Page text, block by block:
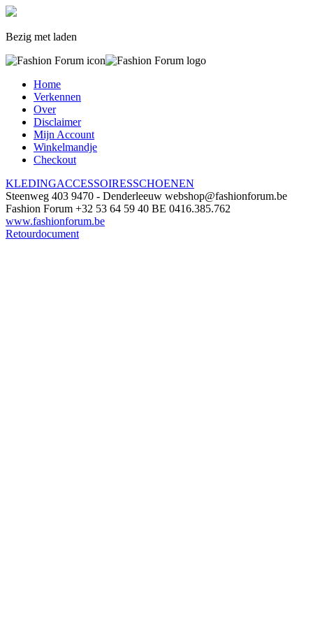
Bezig met laden
Home
Verkennen
Over
Disclaimer
Mijn Account
Winkelmandje
Checkout
KLEDINGACCESSOIRESSCHOENEN
Steenweg 403 9470 - Denderleeuw webshop@fashionforum.be
Fashion Forum +32 53 64 59 40 BE 0416.385.762
www.fashionforum.be
Retourdocument